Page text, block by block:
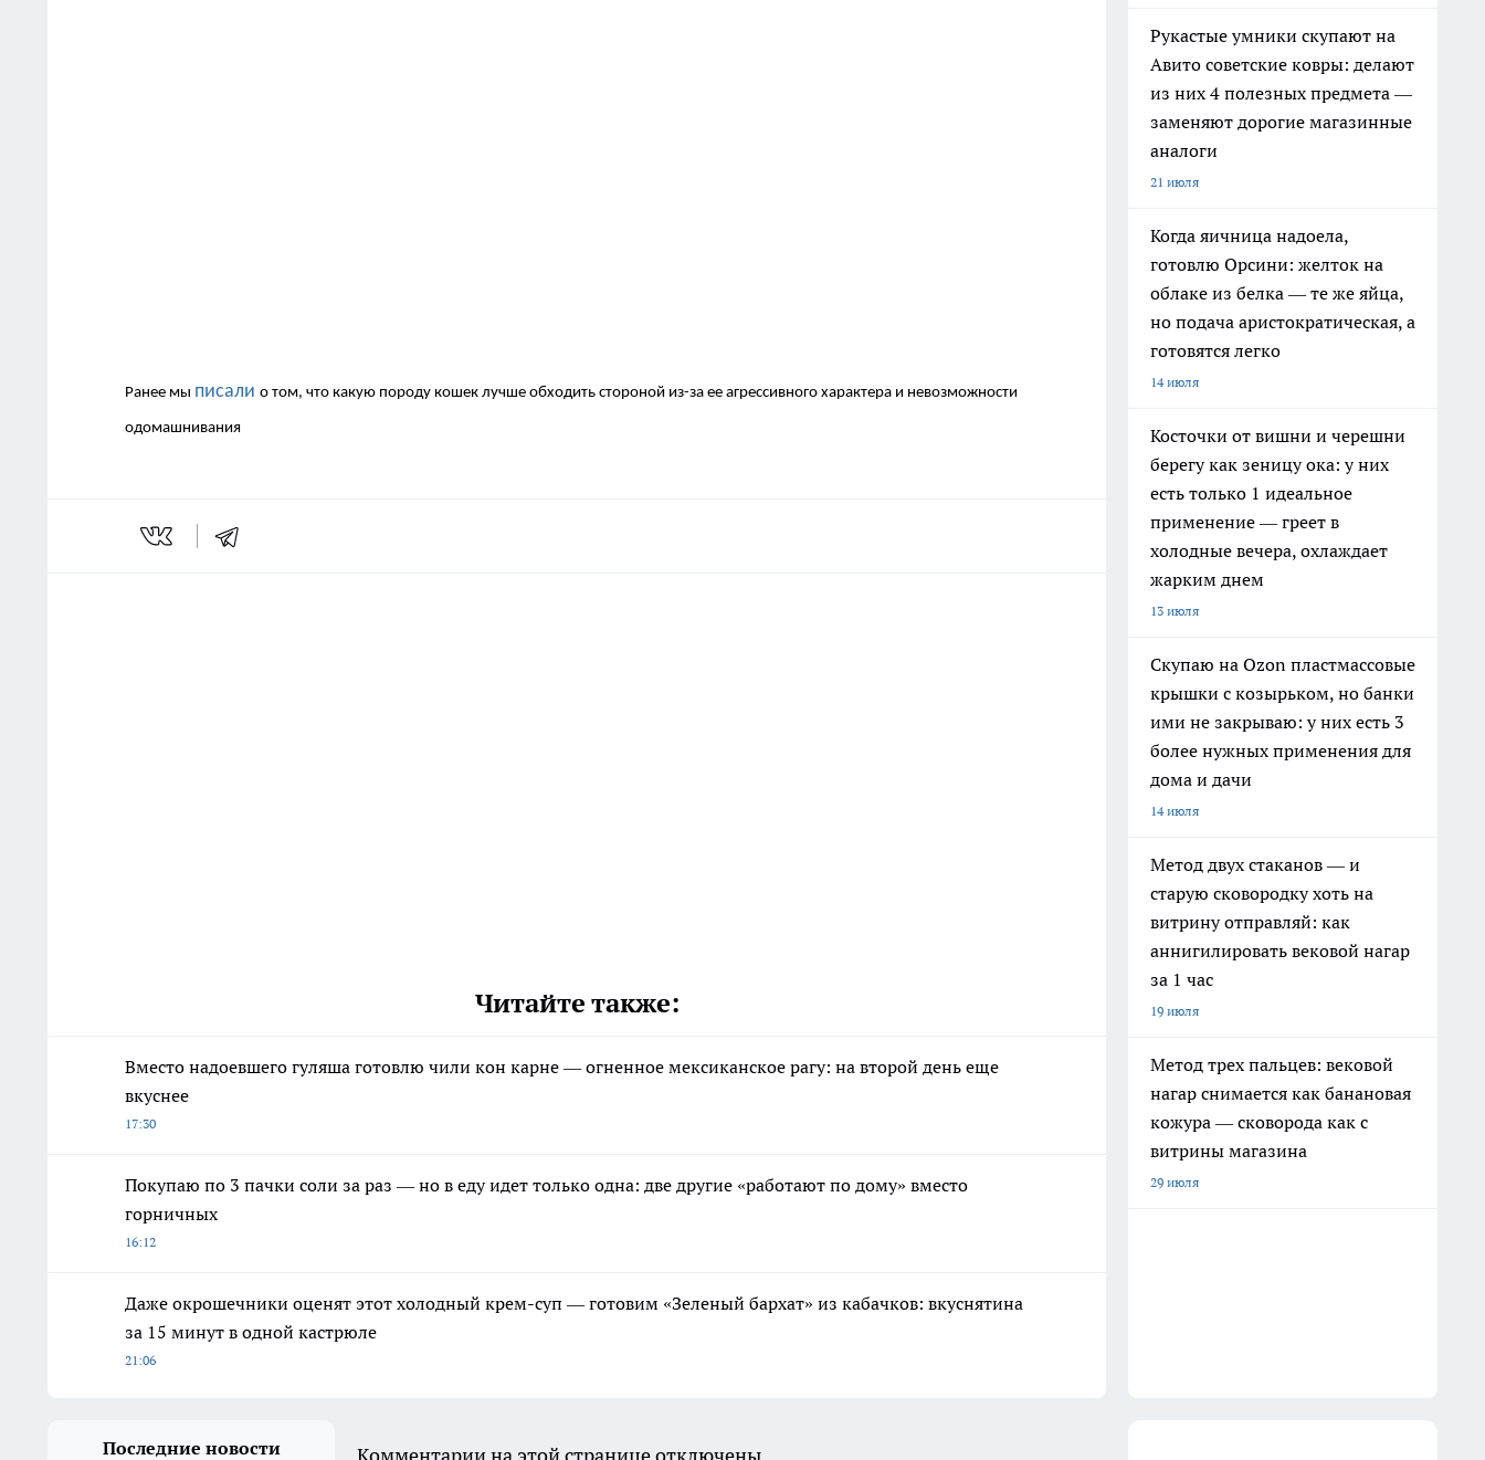
Ранее мы писали о том, что какую породу кошек лучше обходить стороной из-за ее агрессивного характера и невозможности
одомашнивания
Читайте также:
Вместо надоевшего гуляша готовлю чили кон карне — огненное мексиканское рагу: на второй день еще
вкуснее
17:30
Покупаю по 3 пачки соли за раз — но в еду идет только одна: две другие «работают по дому» вместо
горничных
16:12
Даже окрошечники оценят этот холодный крем-суп — готовим «Зеленый бархат» из кабачков: вкуснятина
за 15 минут в одной кастрюле
21:06
Рукастые умники скупают на
Авито советские ковры: делают
из них 4 полезных предмета —
заменяют дорогие магазинные
аналоги
21 июля
Когда яичница надоела,
готовлю Орсини: желток на
облаке из белка — те же яйца,
но подача аристократическая, а
готовятся легко
14 июля
Косточки от вишни и черешни
берегу как зеницу ока: у них
есть только 1 идеальное
применение — греет в
холодные вечера, охлаждает
жарким днем
13 июля
Скупаю на Ozon пластмассовые
крышки с козырьком, но банки
ими не закрываю: у них есть 3
более нужных применения для
дома и дачи
14 июля
Метод двух стаканов — и
старую сковородку хоть на
витрину отправляй: как
аннигилировать вековой нагар
за 1 час
19 июля
Метод трех пальцев: вековой
нагар снимается как банановая
кожура — сковорода как с
витрины магазина
29 июля
Последние новости